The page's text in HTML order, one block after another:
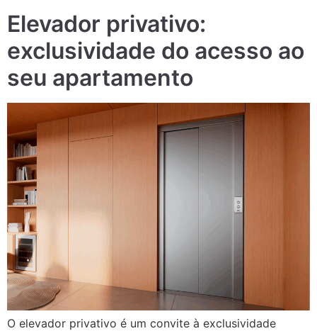
Elevador privativo:
exclusividade do acesso ao
seu apartamento
O elevador privativo é um convite à exclusividade